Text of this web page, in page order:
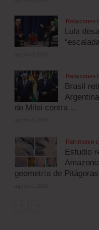
Relaciones
Lula
Relaciones
Brasil
de Milei contra ...
Patrimonio
Estudio
geometría de Pitágoras